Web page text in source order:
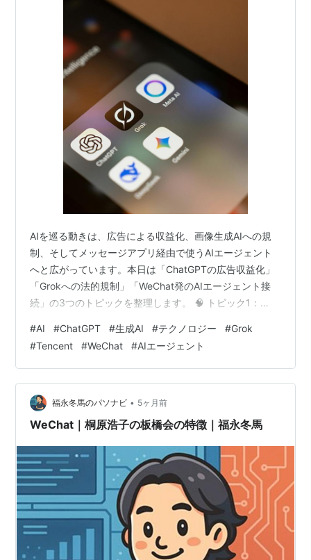
AIを巡る動きは、広告による収益化、画像生成AIへの規
制、そしてメッセージアプリ経由で使うAIエージェント
へと広がっています。本日は「ChatGPTの広告収益化」
「Grokへの法的規制」「WeChat発のAIエージェント接
続」の3つのトピックを整理します。 🧠 トピック1：
OpenAIは、米国で試行しているChatGPTの広告事業につ
いて、開始から6週間で年換算収入が1億ドルを突破した
と明らかにしました。新しい広告モデルに対する需要
が、かなり強いことを示す数字です。 OpenAIは今年1
月、米国の一部ユーザー向けに広告表示を開始しまし…
#AI #ChatGPT #生成AI #テクノロジー #Grok
#Tencent #WeChat #AIエージェント
福永冬馬のパソナビ • 5ヶ月前
WeChat｜桐原浩子の板橋会の特徴｜福永冬馬